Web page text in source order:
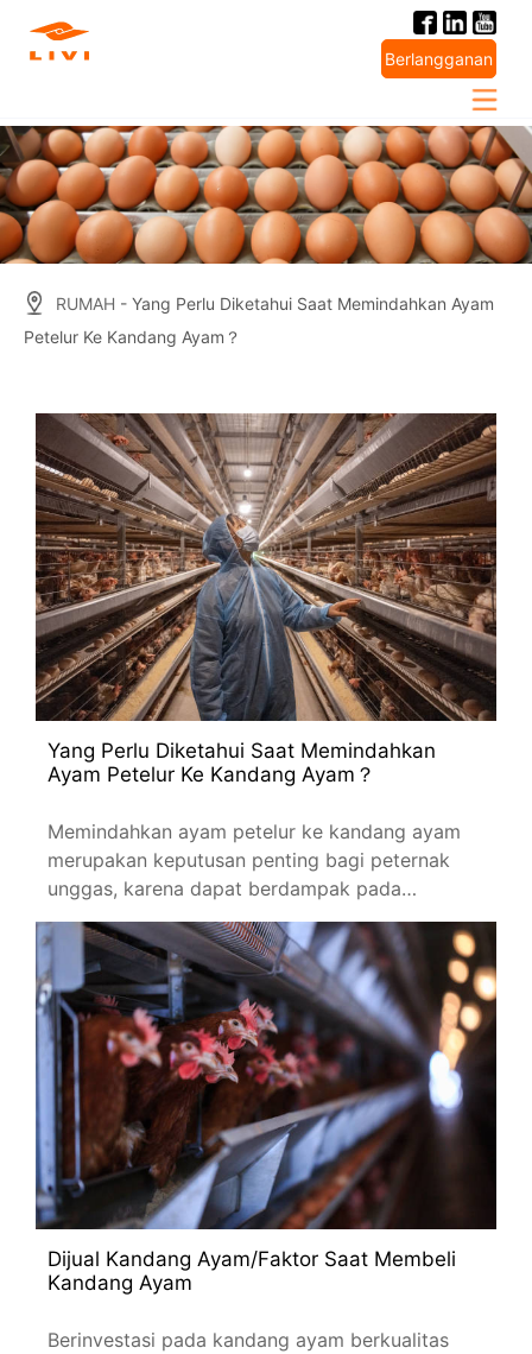
Berlangganan
RUMAH - Yang Perlu Diketahui Saat Memindahkan Ayam
Petelur Ke Kandang Ayam？
Yang Perlu Diketahui Saat Memindahkan
Ayam Petelur Ke Kandang Ayam？
Memindahkan ayam petelur ke kandang ayam
merupakan keputusan penting bagi peternak
unggas, karena dapat berdampak pada
kesejahteraan
Dijual Kandang Ayam/Faktor Saat Membeli
Kandang Ayam
Berinvestasi pada kandang ayam berkualitas